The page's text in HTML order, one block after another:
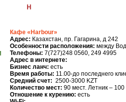
H
Кафе «Harbour»
Адрес: Казахстан, пр. Гагарина, д 242
Особенности расположения: между
Телефоны: 7(727)248 0560, 249 4995
Адрес в интернете:
Бизнес ланч: есть
Время работы: 11.00-до последнего
Средний счет: 2500-3000 KZT
Количество мест: 90 мест. Летник – 100
Отношение к курению: есть